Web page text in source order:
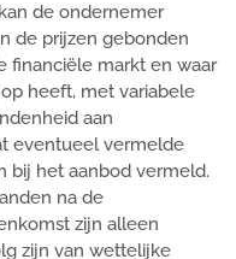
de ondernemer
de prijzen gebonden
financiële markt en waar
heeft, met variabele
aan
eventueel vermelde
bij het aanbod vermeld.
na de
zijn alleen
zijn van wettelijke